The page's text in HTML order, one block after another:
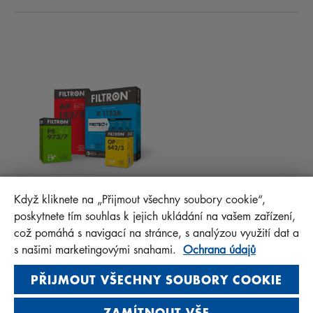
FAQ
MANN+HUMMEL FT Poland
Sp. z o. o. Sp. k.
ul. Wrocławska 145, 63-800 GOSTYŃ, POLAND
Privacy Statement
Imprint
Když kliknete na „Přijmout všechny soubory cookie“,
poskytnete tím souhlas k jejich ukládání na vašem zařízení,
což pomáhá s navigací na stránce, s analýzou využití dat a
s našimi marketingovými snahami. Ochrana údajů
PŘIJMOUT VŠECHNY SOUBORY COOKIE